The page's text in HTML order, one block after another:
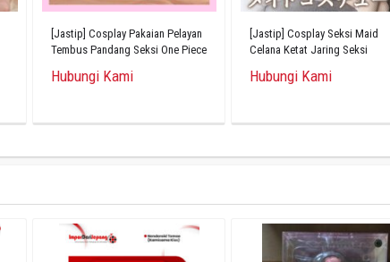
[Jastip] Cosplay Pakaian Pelayan
Tembus Pandang Seksi One Piece
Hubungi Kami
[Jastip] Cosplay Seksi Maid
Celana Ketat Jaring Seksi
Hubungi Kami